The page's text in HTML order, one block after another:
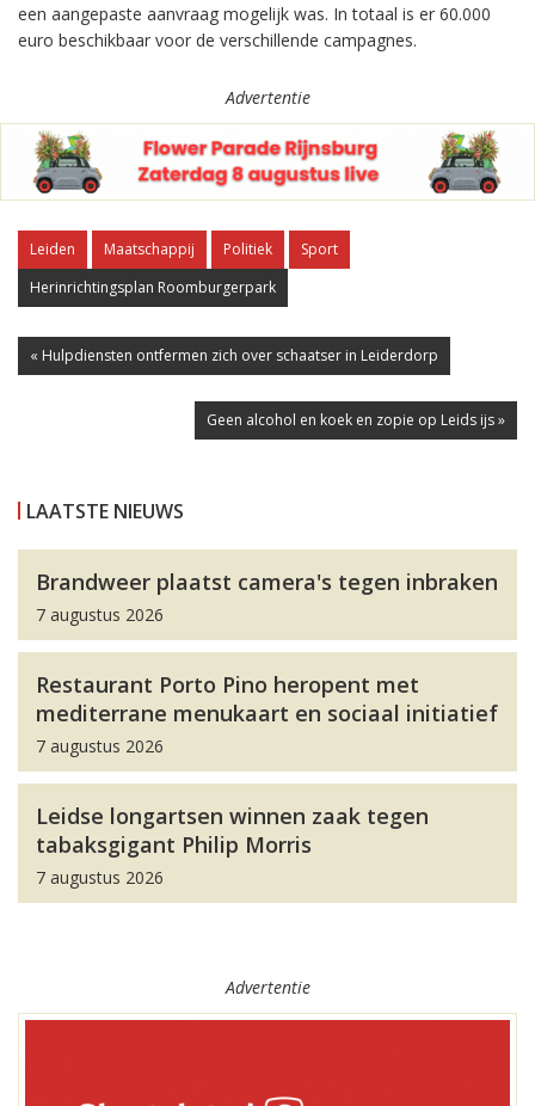
een aangepaste aanvraag mogelijk was. In totaal is er 60.000
euro beschikbaar voor de verschillende campagnes.
Advertentie
Leiden Maatschappij Politiek
Sport
Herinrichtingsplan Roomburgerpark
« Hulpdiensten ontfermen zich over schaatser in Leiderdorp
Geen alcohol en koek en zopie op Leids ijs »
LAATSTE NIEUWS
Brandweer plaatst camera's tegen inbraken
7 augustus 2026
Restaurant Porto Pino heropent met
mediterrane menukaart en sociaal initiatief
7 augustus 2026
Leidse longartsen winnen zaak tegen
tabaksgigant Philip Morris
7 augustus 2026
Advertentie